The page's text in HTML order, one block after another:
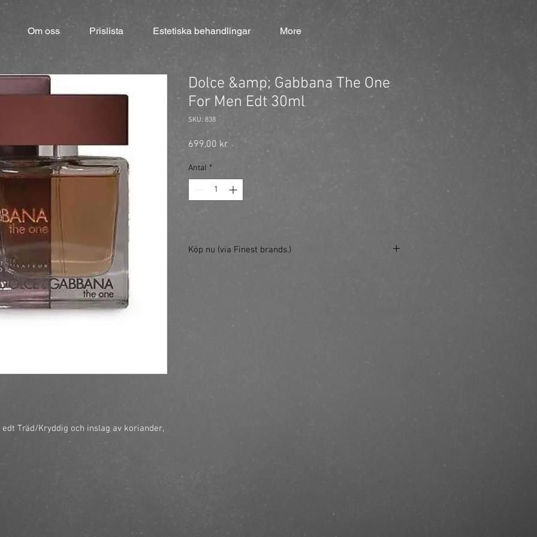
Om oss Prislista Estetiska behandlingar More
edt Träd/Kryddig och inslag av koriander,
Dolce &amp; Gabbana The One
For Men Edt 30ml
SKU: 838
699,00 krPris
Antal *
Köp nu (via Finest brands.)